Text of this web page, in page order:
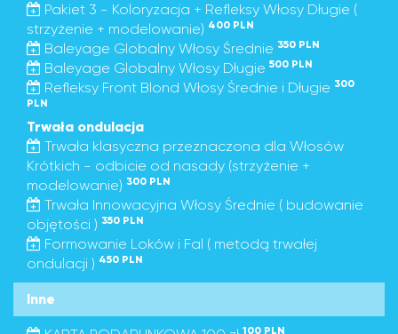
Pakiet 3 - Koloryzacja + Refleksy Włosy Długie (
strzyżenie + modelowanie) 400 PLN
Baleyage Globalny Włosy Średnie 350 PLN
Baleyage Globalny Włosy Długie 500 PLN
Refleksy Front Blond Włosy Średnie i Długie 300
PLN
Trwała ondulacja
Trwała klasyczna przeznaczona dla Włosów
Krótkich - odbicie od nasady (strzyżenie +
modelowanie) 300 PLN
Trwała Innowacyjna Włosy Średnie ( budowanie
objętości ) 350 PLN
Formowanie Loków i Fal ( metodą trwałej
ondulacji ) 450 PLN
Inne
100 PLN